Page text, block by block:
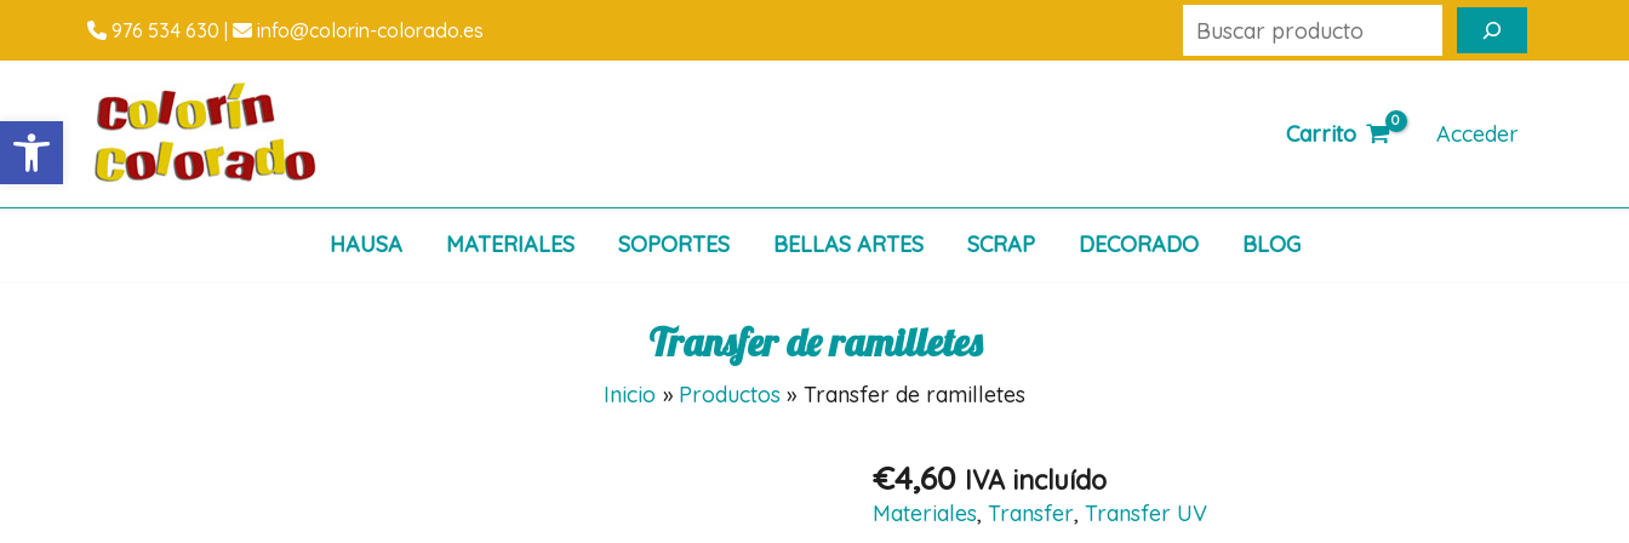
Abrir barra de herramientas
976 534 630 | info@colorin-colorado.es Buscar
Carrito Acceder
HAUSA MATERIALES SOPORTES BELLAS ARTES SCRAP DECORADO BLOG
Transfer de ramilletes
Inicio Productos Transfer de ramilletes
€4,60 IVA incluído
Materiales, Transfer, Transfer UV